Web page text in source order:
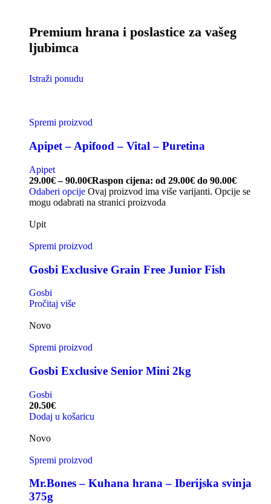
Premium hrana i poslastice za vašeg
ljubimca
Istraži ponudu
Spremi proizvod
Apipet – Apifood – Vital – Puretina
Apipet
29.00€ – 90.00€Raspon cijena: od 29.00€ do 90.00€
Odaberi opcije Ovaj proizvod ima više varijanti. Opcije se
mogu odabrati na stranici proizvoda
Upit
Spremi proizvod
Gosbi Exclusive Grain Free Junior Fish
Gosbi
Pročitaj više
Novo
Spremi proizvod
Gosbi Exclusive Senior Mini 2kg
Gosbi
20.50€
Dodaj u košaricu
Novo
Spremi proizvod
Mr.Bones – Kuhana hrana – Iberijska svinja
375g